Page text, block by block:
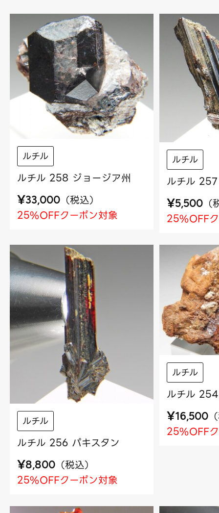
ルチル
ルチル 258 ジョージア州
¥33,000 （税込）
25%OFFクーポン対象
ルチル
ルチル
¥5,500 （
25%OFF
ルチル
ルチル 256 パキスタン
¥8,800 （税込）
25%OFFクーポン対象
ルチル
ルチル
¥16,500 （
25%OFF